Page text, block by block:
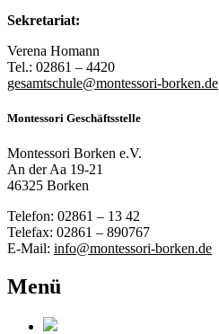
Sekretariat:
Verena Homann
Tel.: 02861 – 4420
gesamtschule@montessori-borken.de
Montessori Geschäftsstelle
Montessori Borken e.V.
An der Aa 19-21
46325 Borken
Telefon: 02861 – 13 42
Telefax: 02861 – 890767
E-Mail: info@montessori-borken.de
Menü